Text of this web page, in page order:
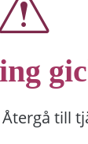
till